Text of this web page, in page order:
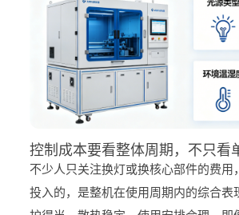
控制成本要看整体周期，不只看
不少人只关注换灯或换核心部件的费用
投入的，是整机在使用周期内的综合表